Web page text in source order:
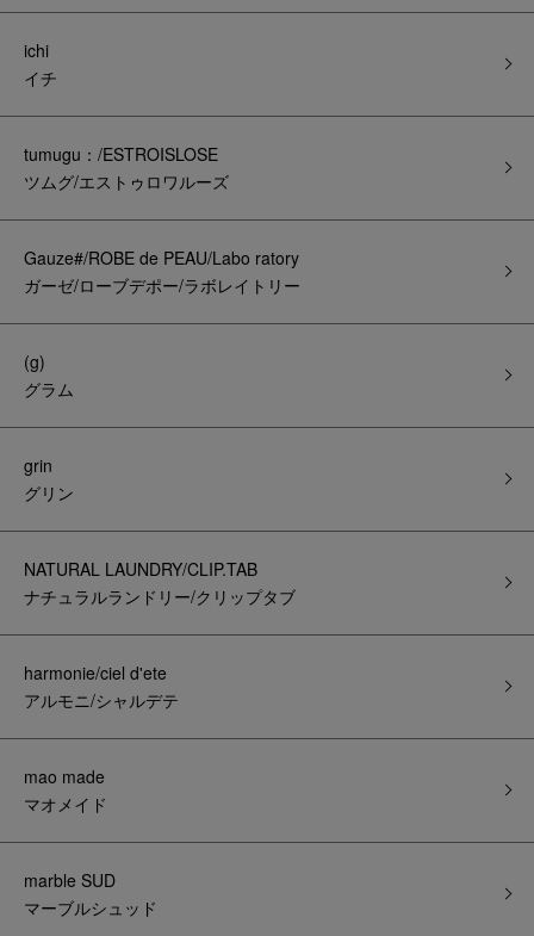
ichi
イチ
tumugu：/ESTROISLOSE
ツムグ/エストゥロワルーズ
Gauze#/ROBE de PEAU/Labo ratory
ガーゼ/ローブデポー/ラボレイトリー
(g)
グラム
grin
グリン
NATURAL LAUNDRY/CLIP.TAB
ナチュラルランドリー/クリップタブ
harmonie/ciel d'ete
アルモニ/シャルデテ
mao made
マオメイド
marble SUD
マーブルシュッド